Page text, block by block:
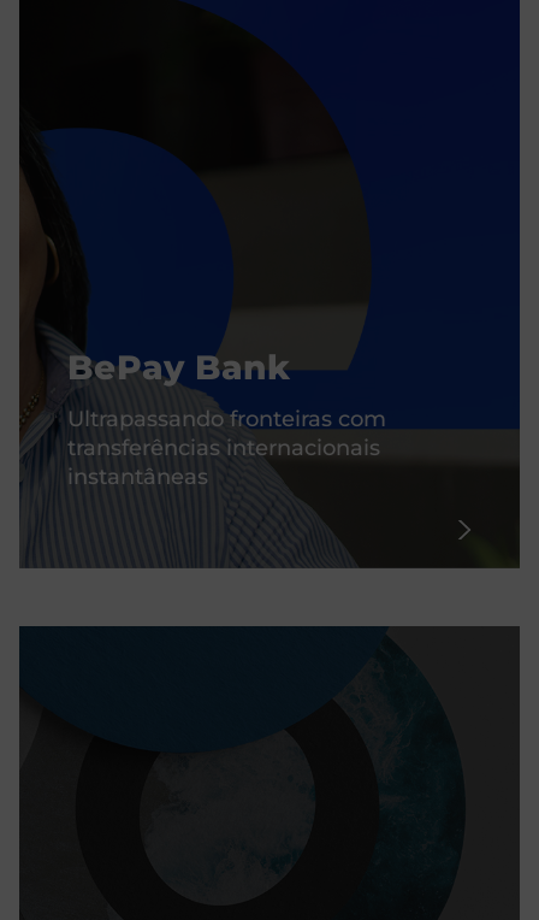
BePay Bank
Ultrapassando fronteiras com
transferências internacionais
instantâneas